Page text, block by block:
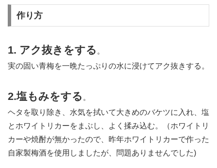
作り方
1. アク抜きをする 。
実の固い青梅を一晩たっぷりの水に浸けてアク抜きする。
2.塩もみをする 。
ヘタを取り除き、水気を拭いて大きめのバケツに入れ、塩
とホワイトリカーをまぶし、よく揉み込む。（ホワイトリ
カーや焼酎が無かったので、昨年ホワイトリカーで作った
自家製梅酒を使用しましたが、問題ありませんでした)